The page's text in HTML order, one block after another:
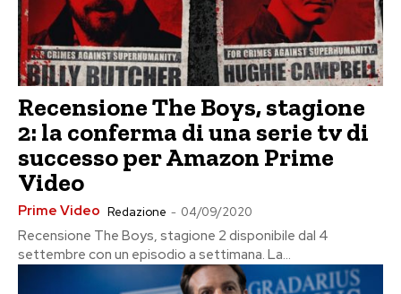
Recensione The Boys, stagione
2: la conferma di una serie tv di
successo per Amazon Prime
Video
Prime Video Redazione - 04/09/2020
Recensione The Boys, stagione 2 disponibile dal 4
settembre con un episodio a settimana. La...